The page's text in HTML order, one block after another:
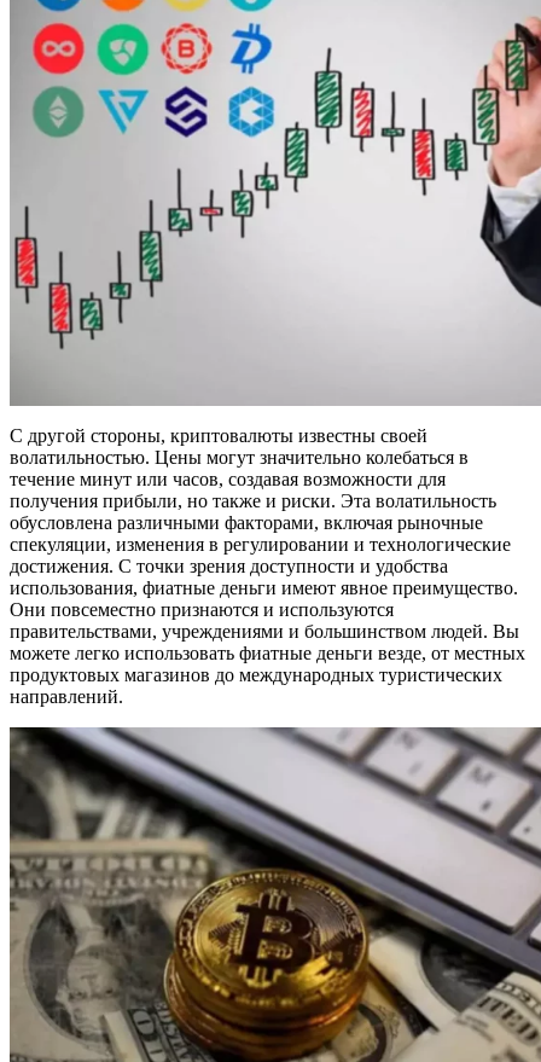
С другой стороны, криптовалюты известны своей
волатильностью. Цены могут значительно колебаться в
течение минут или часов, создавая возможности для
получения прибыли, но также и риски. Эта волатильность
обусловлена различными факторами, включая рыночные
спекуляции, изменения в регулировании и технологические
достижения. С точки зрения доступности и удобства
использования, фиатные деньги имеют явное преимущество.
Они повсеместно признаются и используются
правительствами, учреждениями и большинством людей. Вы
можете легко использовать фиатные деньги везде, от местных
продуктовых магазинов до международных туристических
направлений.